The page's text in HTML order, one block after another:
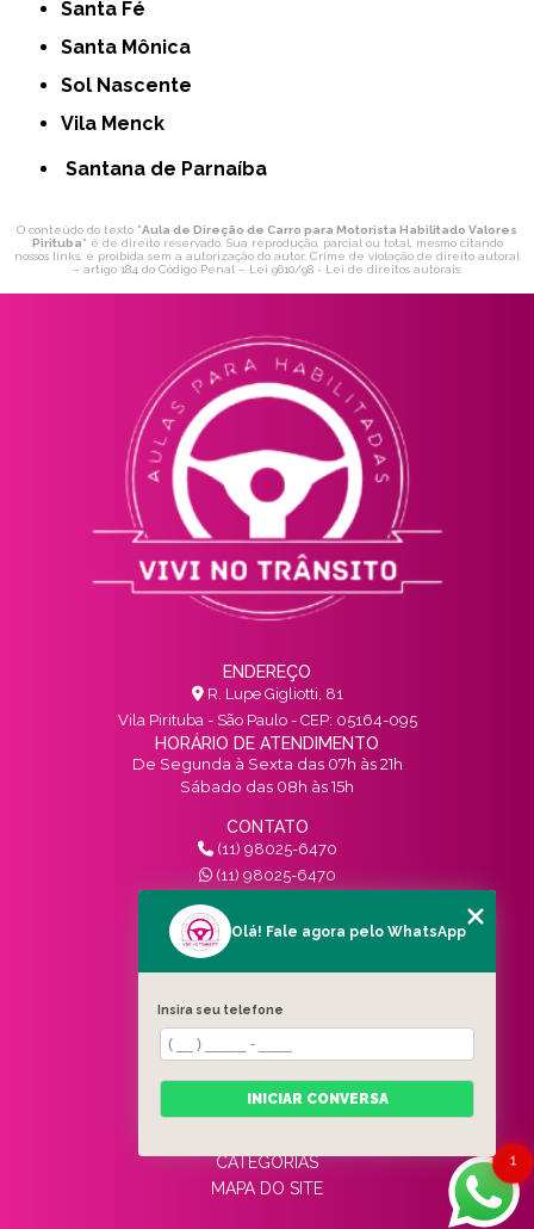
Santa Fé
Santa Mônica
Sol Nascente
Vila Menck
Santana de Parnaíba
O conteúdo do texto "Aula de Direção de Carro para Motorista Habilitado Valores
Pirituba" é de direito reservado. Sua reprodução, parcial ou total, mesmo citando
nossos links, é proibida sem a autorização do autor. Crime de violação de direito autoral
– artigo 184 do Código Penal – Lei 9610/98 - Lei de direitos autorais.
ENDEREÇO
R. Lupe Gigliotti, 81
Vila Pirituba - São Paulo - CEP: 05164-095
HORÁRIO DE ATENDIMENTO
De Segunda à Sexta das 07h às 21h
Sábado das 08h às 15h
CONTATO
(11) 98025-6470
(11) 98025-6470
contato@vivinotransito.com.br
SIGA-NOS!
MENU
HOME
QUEM SOMOS
SERVIÇOS
BLOG
CATEGORIAS
MAPA DO SITE
1
Olá! Fale agora pelo WhatsApp
Insira seu telefone
INICIAR CONVERSA